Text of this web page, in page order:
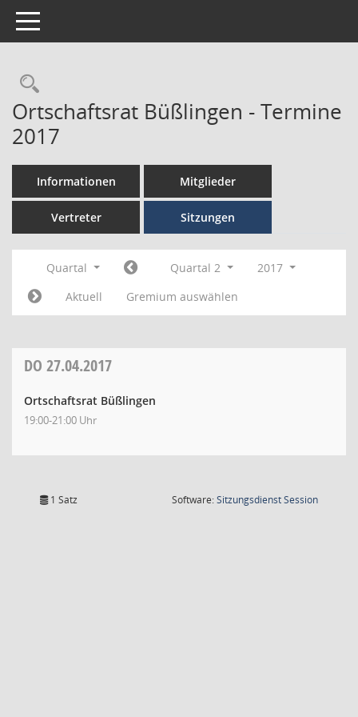
Toggle navigation
Ortschaftsrat Büßlingen - Termine
2017
Informationen Mitglieder
Vertreter Sitzungen
Quartal Quartal 2
2017
Aktuell
Gremium auswählen
DO 27.04.2017
Ortschaftsrat Büßlingen
19:00-21:00 Uhr
1 Satz Software:SitzungsdienstSession(Wird in